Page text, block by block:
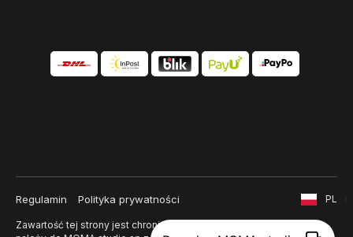
Regulamin Polityka prywatności
Zawartość tej strony jest chroniona prawem autorskim i
PL